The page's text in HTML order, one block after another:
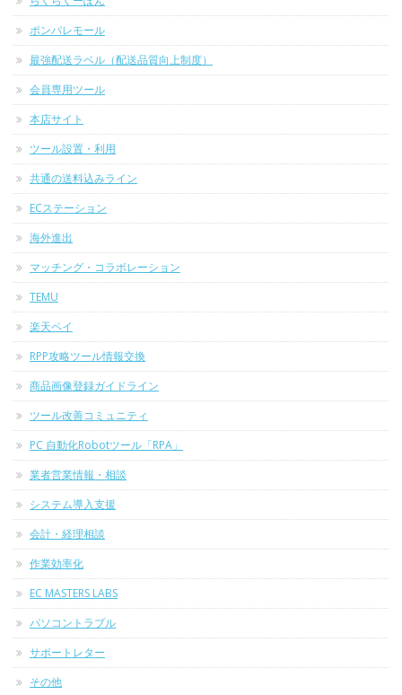
ポンパレモール
最強配送ラベル（配送品質向上制度）
会員専用ツール
本店サイト
ツール設置・利用
共通の送料込みライン
ECステーション
海外進出
マッチング・コラボレーション
TEMU
楽天ペイ
RPP攻略ツール情報交換
商品画像登録ガイドライン
ツール改善コミュニティ
PC 自動化Robotツール「RPA」
業者営業情報・相談
システム導入支援
会計・経理相談
作業効率化
EC MASTERS LABS
パソコントラブル
サポートレター
その他